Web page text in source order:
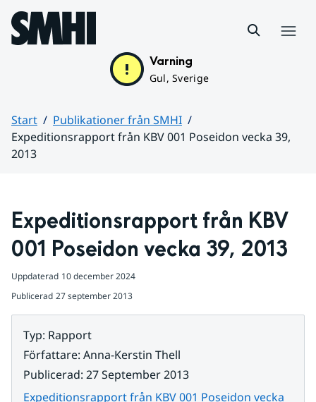
Hoppa till sidans innehåll
Varning
Gul, Sverige
Start
Publikationer från SMHI
Expeditionsrapport från KBV 001 Poseidon vecka 39,
2013
Expeditionsrapport från KBV
001 Poseidon vecka 39, 2013
Uppdaterad 10 december 2024
Publicerad 27 september 2013
Typ: Rapport
Författare: Anna-Kerstin Thell
Publicerad: 27 September 2013
Expeditionsrapport från KBV 001 Poseidon vecka